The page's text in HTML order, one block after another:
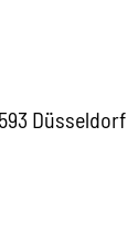
Düsseldorf